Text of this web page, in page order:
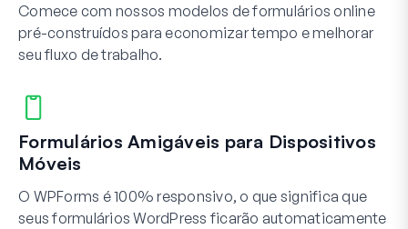
Comece com nossos modelos de formulários online
pré-construídos para economizar tempo e melhorar
seu fluxo de trabalho.
Formulários Amigáveis para Dispositivos
Móveis
O WPForms é 100% responsivo, o que significa que
seus formulários WordPress ficarão automaticamente